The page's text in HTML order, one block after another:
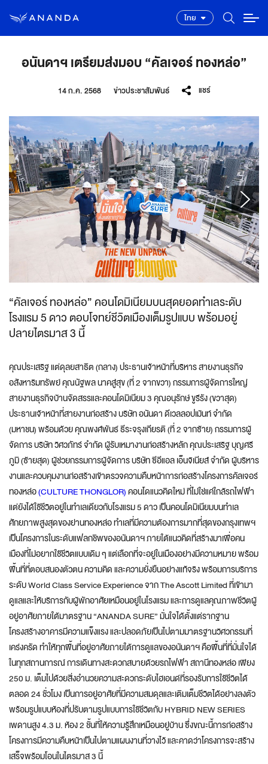
ไทย
อนันดาฯ เตรียมส่งมอบ “คัลเจอร์ ทองหล่อ”
14 ก.ค. 2568 ข่าวประชาสัมพันธ์ แชร์
1/2
“คัลเจอร์ ทองหล่อ” คอนโดมิเนียมบนสุดยอดทำเลระดับ
โรงแรม 5 ดาว ตอบโจทย์ชีวิตเมืองเต็มรูปแบบ พร้อมอยู่
ปลายไตรมาส 3 นี้
คุณประเสริฐ แต่ดุลยสาธิต (กลาง) ประธานเจ้าหน้าที่บริหาร สายงานธุรกิจ
อสังหาริมทรัพย์ คุณนัฐพล นาคสู่สุข (ที่ 2 จากขวา) กรรมการผู้จัดการใหญ่
สายงานธุรกิจบ้านจัดสรรและคอนโดมิเนียม 3 คุณอนุรักษ์ ขูรีรัง (ขวาสุด)
ประธานเจ้าหน้าที่สายงานก่อสร้าง บริษัท อนันดา ดีเวลลอปเม้นท์ จำกัด
(มหาชน) พร้อมด้วย คุณพงศ์พันธ์ ธีระจรุงเกียรติ (ที่ 2 จากซ้าย) กรรมการผู้
จัดการ บริษัท วิศวภัทร์ จำกัด ผู้รับเหมางานก่อสร้างหลัก คุณประเสริฐ บุญศรี
ภูมิ (ซ้ายสุด) ผู้ช่วยกรรมการผู้จัดการ บริษัท ซีอีแอล เอ็นจิเนียส์ จำกัด ผู้บริหาร
งานและควบคุมงานก่อสร้างเข้าตรวจความคืบหน้าการก่อสร้างโครงการคัลเจอร์
ทองหล่อ(CULTURE THONGLOR)คอนโดแนวคิดใหม่ ที่ไม่ใช่แค่ใกล้รถไฟฟ้า
แต่ยังได้ใช้ชีวิตอยู่ในทำเลเดียวกับโรงแรม 5 ดาว เป็นคอนโดมิเนียมบนทำเล
ศักยภาพสูงสุดของย่านทองหล่อ ทำเลที่มีความต้องการมากที่สุดของกรุงเทพฯ
เป็นโครงการในระดับแฟลกชิพของอนันดาฯ ภายใต้แนวคิดที่สร้างมาเพื่อคน
เมืองที่ไม่อยากใช้ชีวิตแบบเดิม ๆ แต่เลือกที่จะอยู่ในเมืองอย่างมีความหมาย พร้อม
พื้นที่ที่ตอบสนองตัวตน ความคิด และความยั่งยืนอย่างแท้จริง พร้อมการบริการ
ระดับ World Class Service Experience จาก The Ascott Limited ที่เข้ามา
ดูแลและให้บริการกับผู้พักอาศัยเหมือนอยู่ในโรงแรม และการดูแลคุณภาพชีวิตผู้
อยู่อาศัยภายใต้มาตรฐาน “ANANDA SURE” มั่นใจได้ตั้งแต่รากฐาน
โครงสร้างอาคารมีความแข็งแรง และปลอดภัยเป็นไปตามมาตรฐานวิศวกรรมที่
เคร่งครัด ทำให้ทุกพื้นที่อยู่อาศัยภายใต้การดูแลของอนันดาฯ คือพื้นที่ที่มั่นใจได้
ในทุกสถานการณ์ การเดินทางสะดวกสบายด้วยรถไฟฟ้า สถานีทองหล่อ เพียง
250 ม. เต็มไปด้วยสิ่งอำนวยความสะดวกระดับไฮเอนด์ที่รองรับการใช้ชีวิตได้
ตลอด 24 ชั่วโมง เป็นการอยู่อาศัยที่มีความสมดุลและเติมเต็มชีวิตได้อย่างลงตัว
พร้อมรูปแบบห้องที่ปรับตามรูปแบบการใช้ชีวิตกับ HYBRID NEW SERIES
เพดานสูง 4.3 ม. ห้อง 2 ชั้นที่ให้ความรู้สึกเหมือนอยู่บ้าน ซึ่งขณะนี้การก่อสร้าง
โครงการมีความคืบหน้าเป็นไปตามแผนงานที่วางไว้ และคาดว่าโครงการจะสร้าง
เสร็จพร้อมโอนในไตรมาส 3 นี้